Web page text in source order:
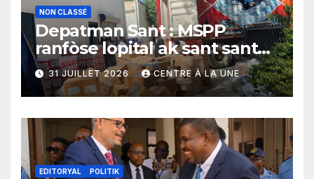
NON CLASSÉ
Depatman Sant : MSPP
ranfòse lopital ak sant sante
yo ak yon enpòtan kagezon
materyèl medikal
31 JUILLET 2026 CENTRE À LA UNE
EDITORYAL POLITIK